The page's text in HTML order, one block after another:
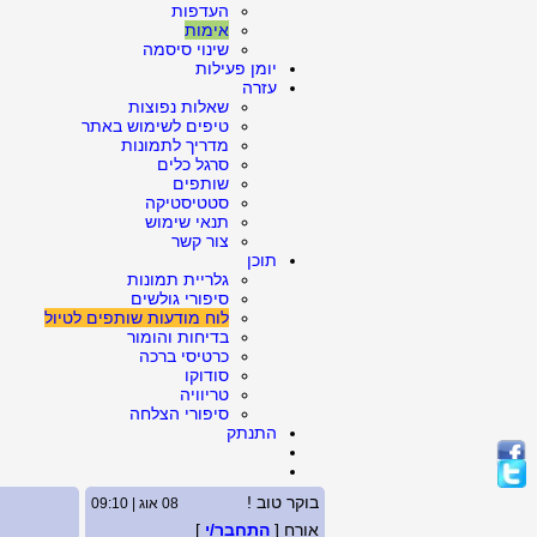
העדפות
אימות
שינוי סיסמה
יומן פעילות
עזרה
שאלות נפוצות
טיפים לשימוש באתר
מדריך לתמונות
סרגל כלים
שותפים
סטטיסטיקה
תנאי שימוש
צור קשר
תוכן
גלריית תמונות
סיפורי גולשים
לוח מודעות שותפים לטיול
בדיחות והומור
כרטיסי ברכה
סודוקו
טריוויה
סיפורי הצלחה
התנתק
בוקר טוב ! 08 אוג | 09:10
אורח [ התחבר/י ]